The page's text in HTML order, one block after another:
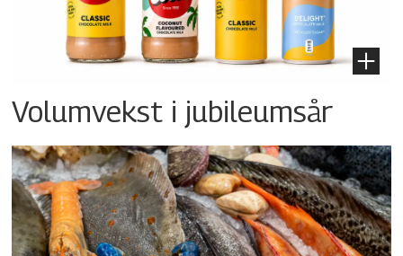
Volumvekst i jubileumsår